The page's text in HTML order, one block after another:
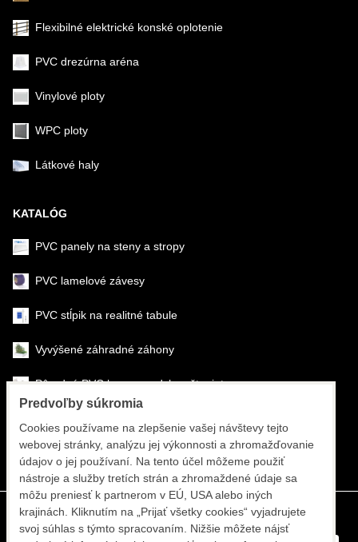
Flexibilné elektrické konské oplotenie
PVC drezúrna aréna
Vinylové ploty
WPC ploty
Látkové haly
KATALÓG
PVC panely na steny a stropy
PVC lamelové závesy
PVC stĺpik na realitné tabule
Vyvýšené záhradné záhony
Pôrodné PVC boxy na odchov šteniat
Športové systémy
Predvoľby súkromia
Cookies používame na zlepšenie vašej návštevy tejto
webovej stránky, analýzu jej výkonnosti a zhromažďovanie
údajov o jej používaní. Na tento účel môžeme použiť
nástroje a služby tretích strán a zhromaždené údaje sa
môžu preniesť k partnerom v EÚ, USA alebo iných
krajinách. Kliknutím na „Prijať všetky cookies“ vyjadrujete
svoj súhlas s týmto spracovaním. Nižšie môžete nájsť